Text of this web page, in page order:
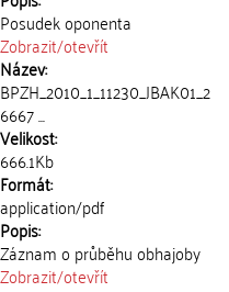
Posudek oponenta
Zobrazit/otevřít
Název:
BPZH_2010_1_11230_JBAK01_2
6667 ...
Velikost:
666.1Kb
Formát:
application/pdf
Popis:
Záznam o průběhu obhajoby
Zobrazit/otevřít